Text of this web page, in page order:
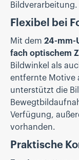
Bildverarbeitung.
Flexibel bei
Mit dem 24-mm-
fach optischem
Bildwinkel als
entfernte Motive
unterstützt die
Verfügung,
vorhanden.
Praktische